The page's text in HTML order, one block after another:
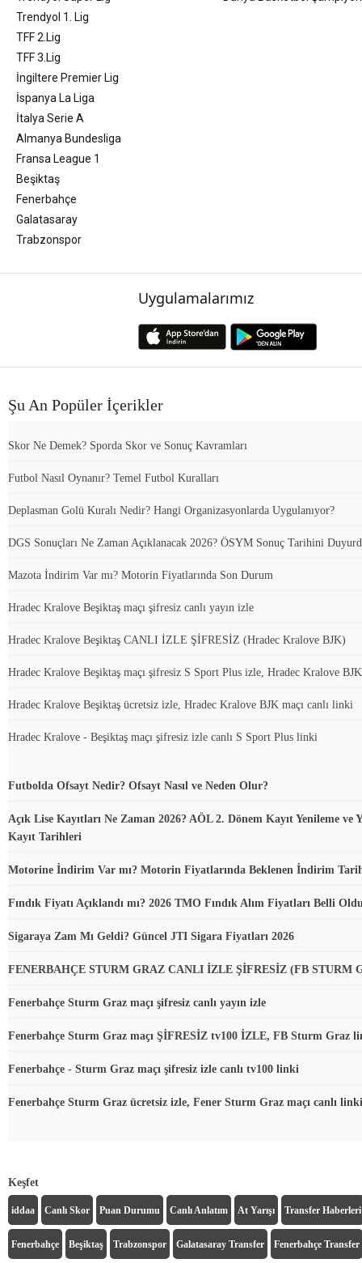
Trendyol 1. Lig
TFF 2.Lig
TFF 3.Lig
İngiltere Premier Lig
İspanya La Liga
İtalya Serie A
Almanya Bundesliga
Fransa League 1
Beşiktaş
Fenerbahçe
Galatasaray
Trabzonspor
Uygulamalarımız
Şu An Popüler İçerikler
Skor Ne Demek? Sporda Skor ve Sonuç Kavramları
Futbol Nasıl Oynanır? Temel Futbol Kuralları
Deplasman Golü Kuralı Nedir? Hangi Organizasyonlarda Uygulanıyor?
DGS Sonuçları Ne Zaman Açıklanacak 2026? ÖSYM Sonuç Tarihini
Mazota İndirim Var mı? Motorin Fiyatlarında Son Durum
Hradec Kralove Beşiktaş maçı şifresiz canlı yayın izle
Hradec Kralove Beşiktaş CANLI İZLE ŞİFRESİZ (Hradec Kralove BJK)
Hradec Kralove Beşiktaş maçı şifresiz S Sport Plus izle, Hradec Kralove
Hradec Kralove Beşiktaş ücretsiz izle, Hradec Kralove BJK maçı canlı linki
Hradec Kralove - Beşiktaş maçı şifresiz izle canlı S Sport Plus linki
Futbolda Ofsayt Nedir? Ofsayt Nasıl ve Neden Olur?
Açık Lise Kayıtları Ne Zaman 2026? AÖL 2. Dönem Kayıt Yenileme ve
Kayıt Tarihleri
Motorine İndirim Var mı? Motorin Fiyatlarında Beklenen İndirim
Fındık Fiyatı Açıklandı mı? 2026 TMO Fındık Alım Fiyatları Belli
Sigaraya Zam Mı Geldi? Güncel JTI Sigara Fiyatları 2026
FENERBAHÇE STURM GRAZ CANLI İZLE ŞİFRESİZ (FB STURM
Fenerbahçe Sturm Graz maçı şifresiz canlı yayın izle
Fenerbahçe Sturm Graz maçı ŞİFRESİZ tv100 İZLE, FB Sturm Graz
Fenerbahçe - Sturm Graz maçı şifresiz izle canlı tv100 linki
Fenerbahçe Sturm Graz ücretsiz izle, Fener Sturm Graz maçı canlı linki
Keşfet
iddaa Canlı Skor Puan Durumu Canlı Anlatım At Yarışı Transfer Haberleri
Fenerbahçe Beşiktaş Trabzonspor Galatasaray Transfer Fenerbahçe Transfer